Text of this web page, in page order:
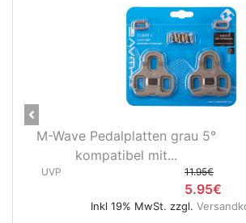
Wave Pedalplatten grau 5°
kompatibel mit...
Inkl 19% MwSt. zzgl.Versandkosten
Previous